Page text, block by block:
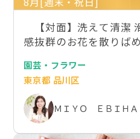
【対面】洗えて清潔
感抜群のお花を散りば
園芸・フラワー
東京都 品川区
ＭＩＹＯ ＥＢＩＨＡ